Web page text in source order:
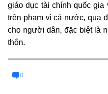
giáo dục tài chính quốc
trên phạm vi cả nước, qua
cho người dân, đặc biệt là
thôn.
0